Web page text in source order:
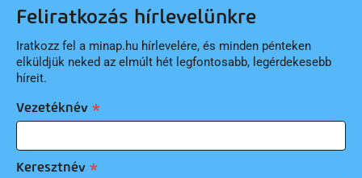
Feliratkozás hírlevelünkre
Iratkozz fel a minap.hu hírlevelére, és minden pénteken
elküldjük neked az elmúlt hét legfontosabb, legérdekesebb
híreit.
Vezetéknév
Keresztnév